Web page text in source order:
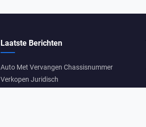
Laatste Berichten
Auto Met Vervangen Chassisnummer
Verkopen Juridisch